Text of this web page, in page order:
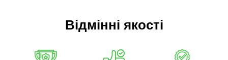
Відмінні якості